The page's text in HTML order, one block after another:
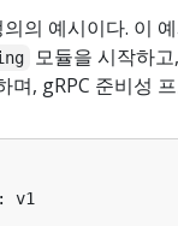
의 예시이다. 이
모듈을 시작하
며, gRPC 준비성
:
v1